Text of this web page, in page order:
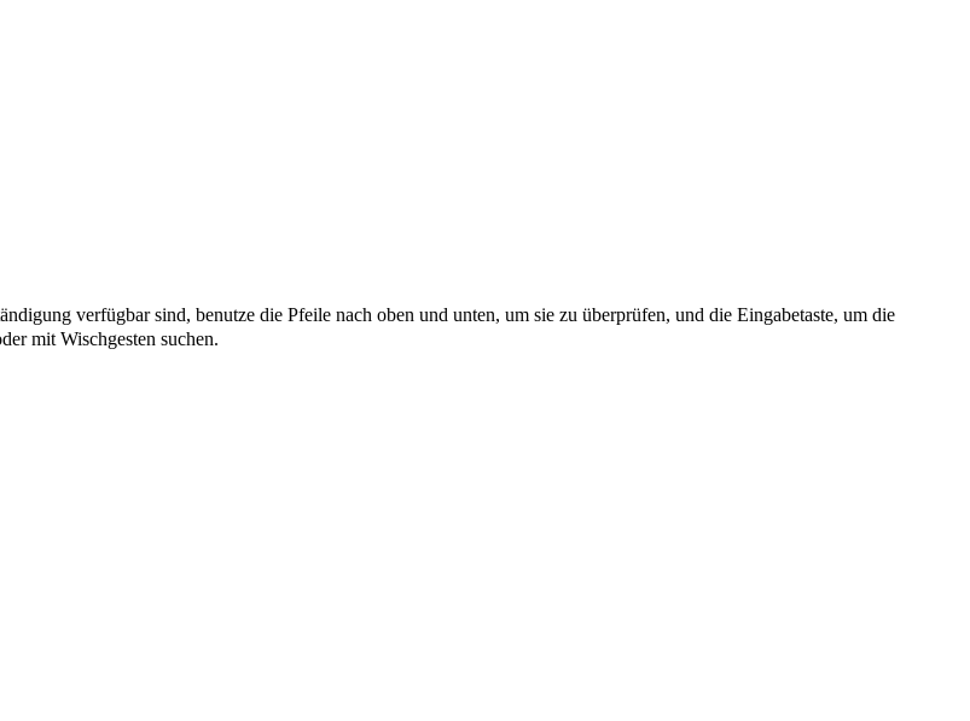
verfügbar sind, benutze die Pfeile nach oben und unten, um sie zu überprüfen, und die Eingabetaste, um die
mit Wischgesten suchen.